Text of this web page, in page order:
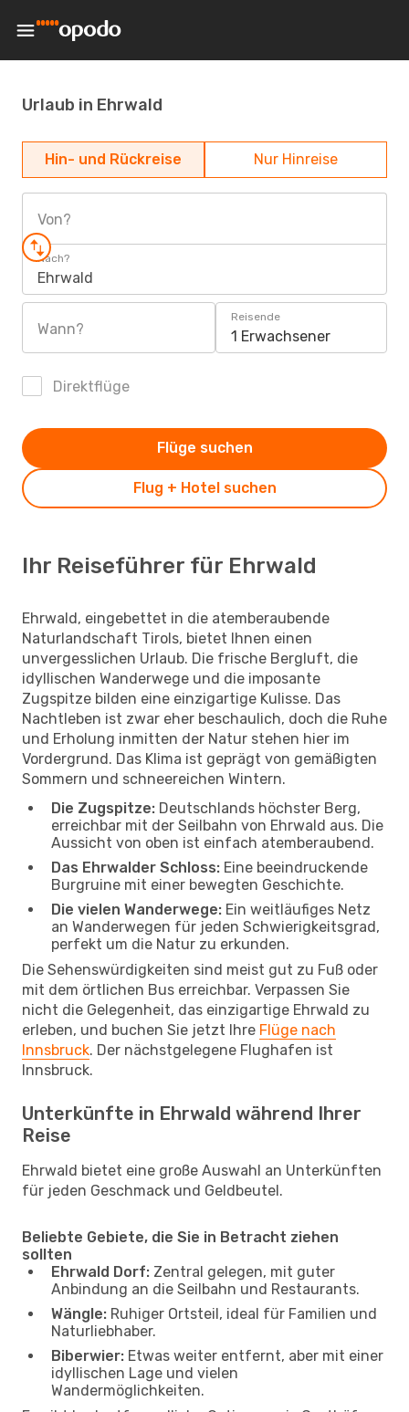
Urlaub in Ehrwald
Hin- und Rückreise Nur Hinreise
Von?
Nach?
Ehrwald
Wann?
Reisende
1 Erwachsener
Direktflüge
Flug + Hotel suchen
Flüge suchen
Ihr Reiseführer für Ehrwald
Ehrwald, eingebettet in die atemberaubende
Naturlandschaft Tirols, bietet Ihnen einen
unvergesslichen Urlaub. Die frische Bergluft, die
idyllischen Wanderwege und die imposante
Zugspitze bilden eine einzigartige Kulisse. Das
Nachtleben ist zwar eher beschaulich, doch die Ruhe
und Erholung inmitten der Natur stehen hier im
Vordergrund. Das Klima ist geprägt von gemäßigten
Sommern und schneereichen Wintern.
Die Zugspitze: Deutschlands höchster Berg,
erreichbar mit der Seilbahn von Ehrwald aus. Die
Aussicht von oben ist einfach atemberaubend.
Das Ehrwalder Schloss: Eine beeindruckende
Burgruine mit einer bewegten Geschichte.
Die vielen Wanderwege: Ein weitläufiges Netz
an Wanderwegen für jeden Schwierigkeitsgrad,
perfekt um die Natur zu erkunden.
Die Sehenswürdigkeiten sind meist gut zu Fuß oder
mit dem örtlichen Bus erreichbar. Verpassen Sie
nicht die Gelegenheit, das einzigartige Ehrwald zu
erleben, und buchen Sie jetzt Ihre Flüge nach
Innsbruck. Der nächstgelegene Flughafen ist
Innsbruck.
Unterkünfte in Ehrwald während Ihrer
Reise
Ehrwald bietet eine große Auswahl an Unterkünften
für jeden Geschmack und Geldbeutel.
Beliebte Gebiete, die Sie in Betracht ziehen
sollten
Ehrwald Dorf: Zentral gelegen, mit guter
Anbindung an die Seilbahn und Restaurants.
Wängle: Ruhiger Ortsteil, ideal für Familien und
Naturliebhaber.
Biberwier: Etwas weiter entfernt, aber mit einer
idyllischen Lage und vielen
Wandermöglichkeiten.